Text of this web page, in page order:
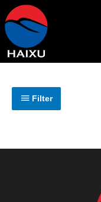
Filter